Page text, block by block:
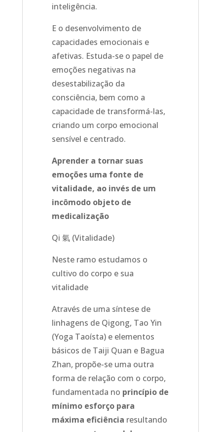
inteligência.
E o desenvolvimento de
capacidades emocionais e
afetivas. Estuda-se o papel de
emoções negativas na
desestabilização da
consciência, bem como a
capacidade de transformá-las,
criando um corpo emocional
sensível e centrado.
Aprender a tornar suas
emoções uma fonte de
vitalidade, ao invés de um
incômodo objeto de
medicalização
Qi 氣 (Vitalidade)
Neste ramo estudamos o
cultivo do corpo e sua
vitalidade
Através de uma síntese de
linhagens de Qigong, Tao Yin
(Yoga Taoísta) e elementos
básicos de Taiji Quan e Bagua
Zhan, propõe-se uma outra
forma de relação com o corpo,
fundamentada no princípio de
mínimo esforço para
máxima eficiência resultando